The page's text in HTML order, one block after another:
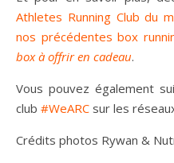
Athletes Running Club du
nos précédentes box
box à offrir en cadeau.
Vous pouvez également
club #WeARC sur les
Crédits photos Rywan &